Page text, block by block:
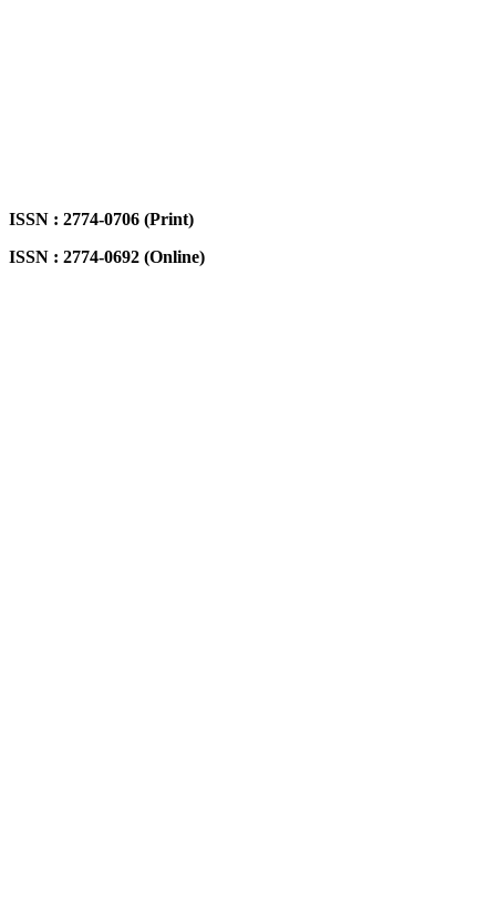
ISSN : 2774-0706 (Print)
ISSN : 2774-0692 (Online)